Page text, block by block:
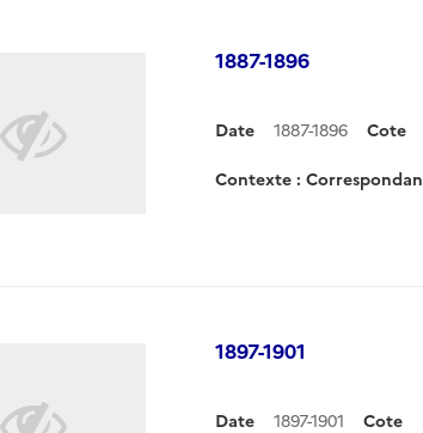
1887-1896
Date 1887-1896 Cote
Contexte :
1897-1901
Date 1897-1901 Cote